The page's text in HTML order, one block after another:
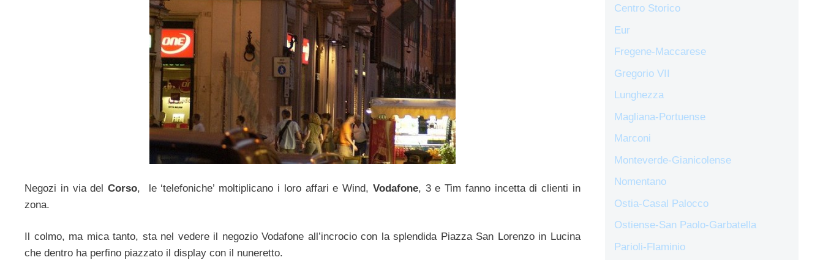
Negozi in via delCorso, le ‘telefoniche’ moltiplicano i loro affari e Wind, Vodafone, 3 e Tim fanno incetta di clienti in
zona.
Il colmo, ma mica tanto, sta nel vedere il negozio Vodafone all’incrocio con la splendida Piazza San Lorenzo in Lucina
che dentro ha perfino piazzato il display con il nuneretto.
Centro Storico
Eur
Fregene-Maccarese
Gregorio VII
Lunghezza
Magliana-Portuense
Marconi
Monteverde-Gianicolense
Nomentano
Ostia-Casal Palocco
Ostiense-San Paolo-Garbatella
Parioli-Flaminio